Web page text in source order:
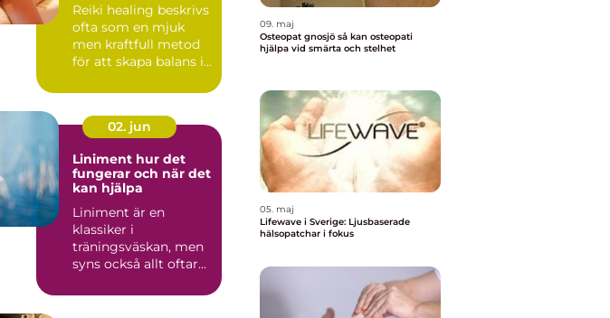
Reiki healing beskrivs
ofta som en mjuk
men kraftfull metod
för att skapa balans i
02. jun
Liniment hur det
fungerar och när det
kan hjälpa
Liniment är en
klassiker i
träningsväskan, men
syns också allt oftare i
på behandlin...
09. maj
Osteopat gnosjö så kan osteopati
hjälpa vid smärta och stelhet
05. maj
Lifewave i Sverige: Ljusbaserade
hälsopatchar i fokus